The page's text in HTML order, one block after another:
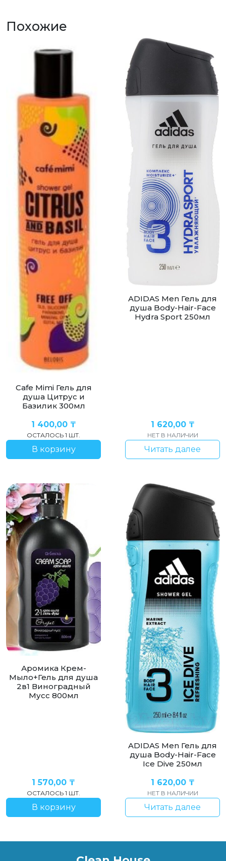
Похожие
Cafe Mimi Гель для
душа Цитрус и
Базилик 300мл
1 400,00 ₸
ОСТАЛОСЬ 1 ШТ.
В корзину
ADIDAS Men Гель для
душа Body-Hair-Face
Hydra Sport 250мл
1 620,00 ₸
НЕТ В НАЛИЧИИ
Читать далее
Аромика Крем-
Мыло+Гель для душа
2в1 Виноградный
Мусс 800мл
1 570,00 ₸
ОСТАЛОСЬ 1 ШТ.
В корзину
ADIDAS Men Гель для
душа Body-Hair-Face
Ice Dive 250мл
1 620,00 ₸
НЕТ В НАЛИЧИИ
Читать далее